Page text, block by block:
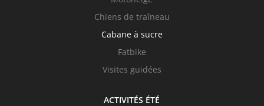
Chiens de traîneau
Cabane à sucre
Fatbike
Visites guidées
ACTIVITÉS ÉTÉ